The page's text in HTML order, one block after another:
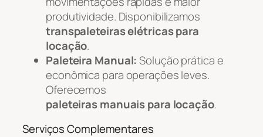
produtividade. Disponibilizamos
transpaleteiras elétricas para
locação.
Paleteira Manual:Solução prática e
econômica para operações leves.
Oferecemos
paleteiras manuais para locação.
Serviços Complementares